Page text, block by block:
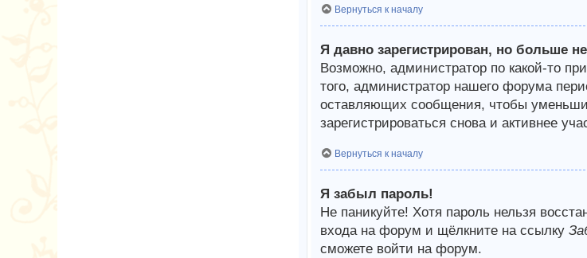
Вернуться к началу
Я давно зарегистрирован, но больше
Возможно, администратор по какой-то
того, администратор нашего форума
оставляющих сообщения, чтобы
зарегистрироваться снова и активнее
Вернуться к началу
Я забыл пароль!
Не паникуйте! Хотя пароль нельзя
входа на форум и щёлкните на ссылку
сможете войти на форум.